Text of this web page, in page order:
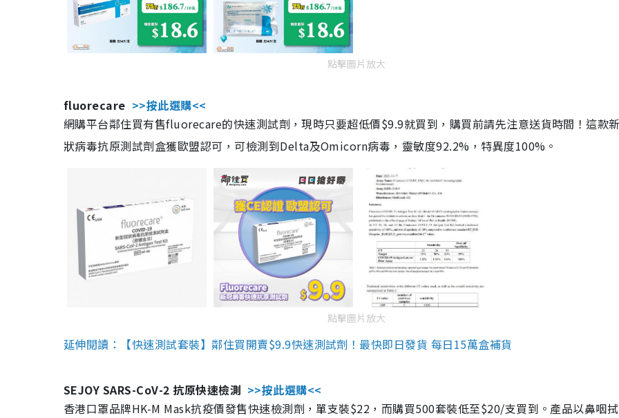
點擊圖片放大
fluorecare >>按此選購<<
網購平台鄰住買有售fluorecare的快速測試劑，現時只要超低價$9.9就買到，購買前請先注意送貨時間！這款
狀病毒抗原測試劑盒獲歐盟認可，可檢測到Delta及Omicorn病毒，靈敏度92.2%，特異度100%。
點擊圖片放大
延伸閱讀：【快速測試套裝】鄰住買開賣$9.9快速測試劑！最快即日發貨 每日15萬盒補貨
SEJOY SARS-CoV-2 抗原快速檢測 >>按此選購<<
香港口罩品牌HK-M Mask抗疫價發售快速檢測劑，單支裝$22，而購買500套裝低至$20/支買到。產品以鼻咽